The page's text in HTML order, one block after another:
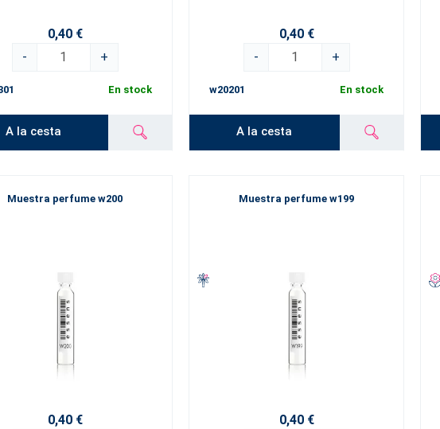
0,40 €
-
+
En stock
A la cesta
0,40 €
-
+
w20201 En stock
A la cesta
Muestra perfume w200
0,40 €
Muestra perfume w199
0,40 €